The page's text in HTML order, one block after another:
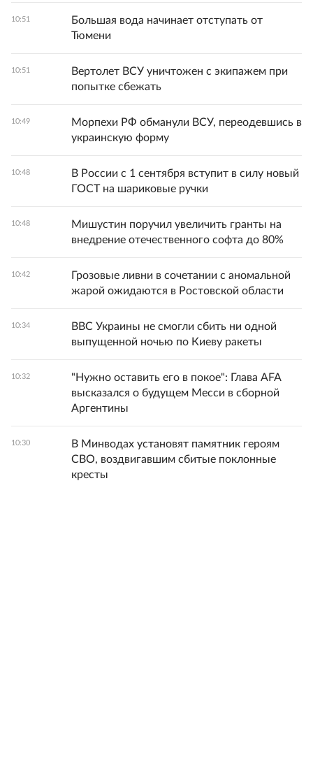
10:51
Большая вода начинает отступать от
Тюмени
10:51
Вертолет ВСУ уничтожен с экипажем при
попытке сбежать
10:49
Морпехи РФ обманули ВСУ, переодевшись в
украинскую форму
10:48
В России с 1 сентября вступит в силу новый
ГОСТ на шариковые ручки
10:48
Мишустин поручил увеличить гранты на
внедрение отечественного софта до 80%
10:42
Грозовые ливни в сочетании с аномальной
жарой ожидаются в Ростовской области
10:34
ВВС Украины не смогли сбить ни одной
выпущенной ночью по Киеву ракеты
10:32
"Нужно оставить его в покое": Глава AFA
высказался о будущем Месси в сборной
Аргентины
10:30
В Минводах установят памятник героям
СВО, воздвигавшим сбитые поклонные
кресты